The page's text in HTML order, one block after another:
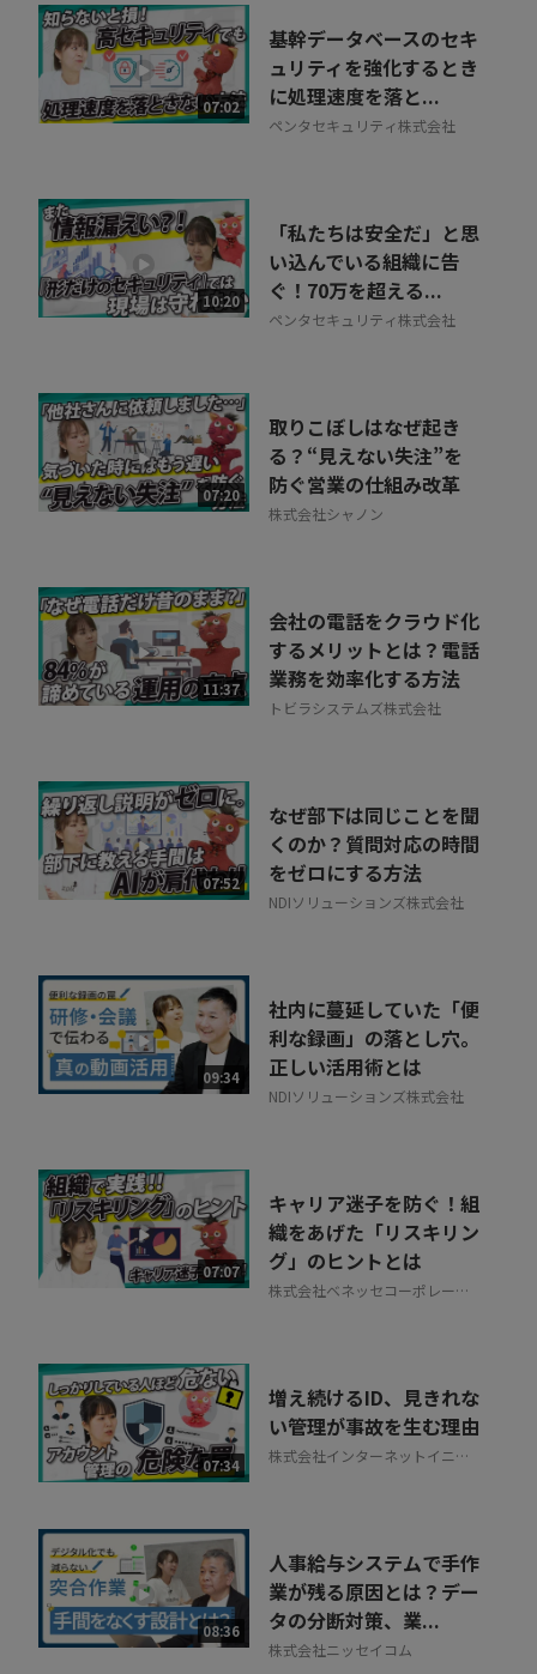
07:02
基幹データベースのセキ
ュリティを強化するとき
に処理速度を落と...
ペンタセキュリティ株式会社
10:20
「私たちは安全だ」と思
い込んでいる組織に告
ぐ！70万を超える...
ペンタセキュリティ株式会社
07:20
取りこぼしはなぜ起き
る？“見えない失注”を
防ぐ営業の仕組み改革
株式会社シャノン
11:37
会社の電話をクラウド化
するメリットとは？電話
業務を効率化する方法
トビラシステムズ株式会社
07:52
なぜ部下は同じことを聞
くのか？質問対応の時間
をゼロにする方法
NDIソリューションズ株式会社
09:34
社内に蔓延していた「便
利な録画」の落とし穴。
正しい活用術とは
NDIソリューションズ株式会社
07:07
キャリア迷子を防ぐ！組
織をあげた「リスキリン
グ」のヒントとは
株式会社ベネッセコーポレーシ
07:34
増え続けるID、見きれな
い管理が事故を生む理由
株式会社インターネットイニシ
08:36
人事給与システムで手作
業が残る原因とは？デー
タの分断対策、業...
株式会社ニッセイコム